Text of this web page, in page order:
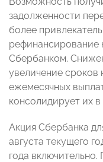
задолженности
более
рефинансирование
Сбербанком.
увеличение сроков
ежемесячных
консолидирует их
Акция Сбербанка
августа текущего
года